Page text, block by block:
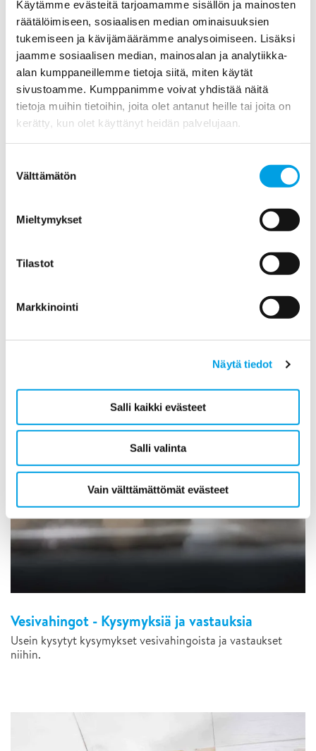
Käytämme evästeitä tarjoamamme sisällön ja mainosten
räätälöimiseen, sosiaalisen median ominaisuuksien
tukemiseen ja kävijämäärämme analysoimiseen. Lisäksi
jaamme sosiaalisen median, mainosalan ja analytiikka-
alan kumppaneillemme tietoja siitä, miten käytät
sivustoamme. Kumppanimme voivat yhdistää näitä
tietoja muihin tietoihin, joita olet antanut heille tai joita on
kerätty, kun olet käyttänyt heidän palvelujaan.
valinta
Välttämätön
Mieltymykset
Tilastot
Markkinointi
Näytä tiedot
Salli kaikki evästeet
Salli valinta
Vain välttämättömät evästeet
kysymyksistä vastauksineen:
Vesivahingot - Kysymyksiä ja vastauksia
Usein kysytyt kysymykset vesivahingoista ja vastaukset
niihin.